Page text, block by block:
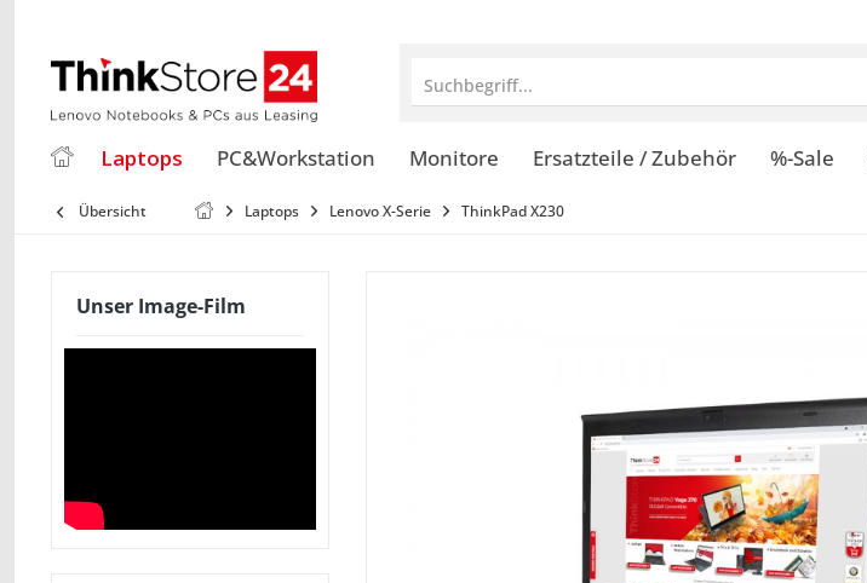
Suchbegriff...
Laptops PC&Workstation Monitore Ersatzteile / Zubehör %-Sale
Übersicht Laptops Lenovo X-Serie ThinkPad X230
Unser Image-Film